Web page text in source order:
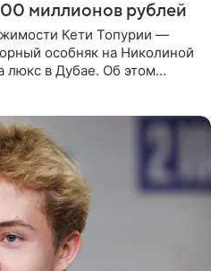
миллионов рублей
Кети Топурии —
особняк на Николиной
люкс в Дубае. Об этом